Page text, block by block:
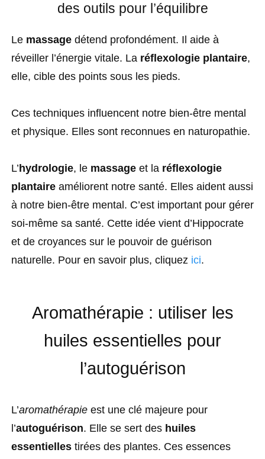
des outils pour l’équilibre
Le massage détend profondément. Il aide à
réveiller l’énergie vitale. La réflexologie plantaire,
elle, cible des points sous les pieds.
Ces techniques influencent notre bien-être mental
et physique. Elles sont reconnues en naturopathie.
L’ hydrologie, le massage et la réflexologie
plantaire améliorent notre santé. Elles aident aussi
à notre bien-être mental. C’est important pour gérer
soi-même sa santé. Cette idée vient d’Hippocrate
et de croyances sur le pouvoir de guérison
naturelle. Pour en savoir plus, cliquez ici.
Aromathérapie : utiliser les
huiles essentielles pour
l’autoguérison
L’aromathérapie est une clé majeure pour
l’autoguérison. Elle se sert des huiles
essentielles tirées des plantes. Ces essences